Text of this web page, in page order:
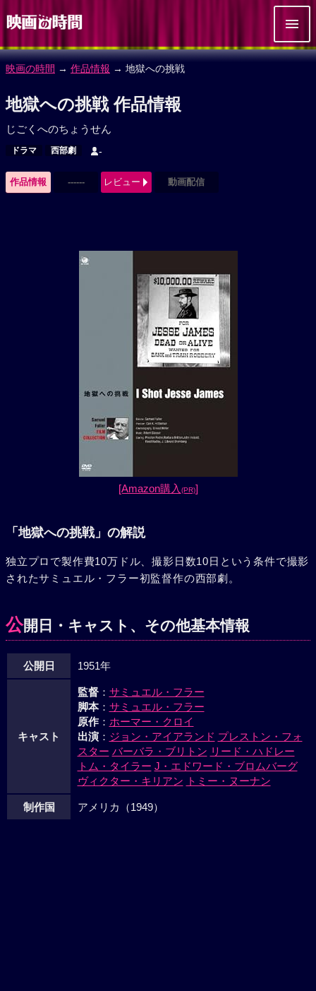
映画の時間 → 作品情報 → 地獄への挑戦
地獄への挑戦 作品情報
じごくへのちょうせん
ドラマ 西部劇 -
作品情報 ------ レビュー 動画配信
[Amazon購入 (PR)]
「地獄への挑戦」の解説
独立プロで製作費10万ドル、撮影日数10日という条件で撮影
されたサミュエル・フラー初監督作の西部劇。
公開日・キャスト、その他基本情報
公開日 1951年
キャスト
監督： サミュエル・フラー
脚本： サミュエル・フラー
原作： ホーマー・クロイ
出演： ジョン・アイアランド プレストン・フォ
スター バーバラ・ブリトン リード・ハドレー
トム・タイラー J・エドワード・ブロムバーグ
ヴィクター・キリアン トミー・ヌーナン
制作国 アメリカ（1949）